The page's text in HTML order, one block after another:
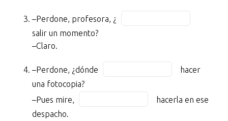
No,
siento.
BLANK
11,
BLANK
of
11
blank
–Perdone, profesora, ¿
Fill
in
of
11
salir un momento?
–Claro.
–Perdone, ¿dónde Fill
in
the
blank
hacer
una fotocopia?
–Pues mire, Fill
in
hacerla en ese
despacho.